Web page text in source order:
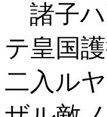
諸子ハ
テ皇国
二入ル